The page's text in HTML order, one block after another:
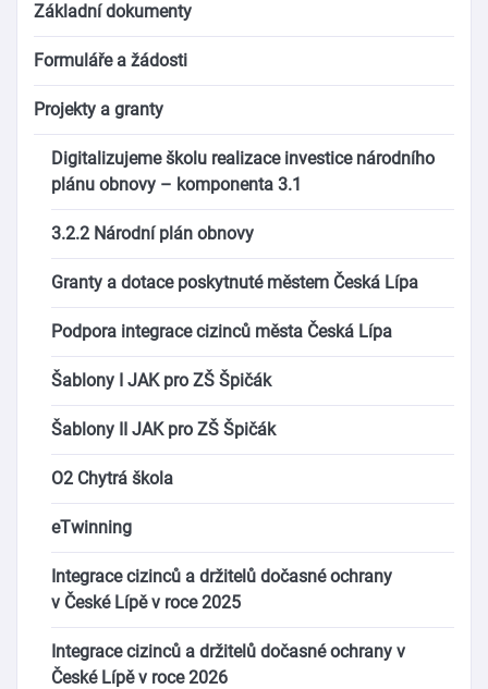
Základní dokumenty
Formuláře a žádosti
Projekty a granty
Digitalizujeme školu realizace investice národního
plánu obnovy – komponenta 3.1
3.2.2 Národní plán obnovy
Granty a dotace poskytnuté městem Česká Lípa
Podpora integrace cizinců města Česká Lípa
Šablony I JAK pro ZŠ Špičák
Šablony II JAK pro ZŠ Špičák
O2 Chytrá škola
eTwinning
Integrace cizinců a držitelů dočasné ochrany
v České Lípě v roce 2025
Integrace cizinců a držitelů dočasné ochrany v
České Lípě v roce 2026